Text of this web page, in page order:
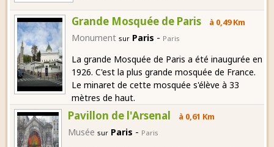
Grande Mosquée de Paris à 0,49 Km
Monument sur Paris - Paris
La grande Mosquée de Paris a été inaugurée en
1926. C'est la plus grande mosquée de France.
Le minaret de cette mosquée s'élève à 33
mètres de haut.
Pavillon de l'Arsenal à 0,61 Km
Musée sur Paris - Paris